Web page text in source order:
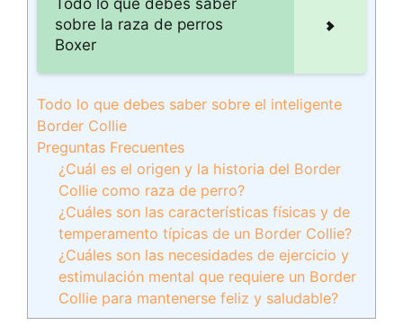
Todo lo que debes saber
sobre la raza de perros
Boxer
Todo lo que debes saber sobre el inteligente
Border Collie
Preguntas Frecuentes
¿Cuál es el origen y la historia del Border
Collie como raza de perro?
¿Cuáles son las características físicas y de
temperamento típicas de un Border Collie?
¿Cuáles son las necesidades de ejercicio y
estimulación mental que requiere un Border
Collie para mantenerse feliz y saludable?